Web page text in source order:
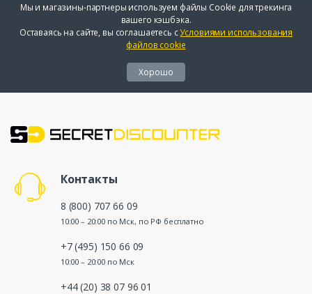
Мы и магазины-партнеры используем файлы Cookie для трекинга
вашего кэшбэка.
Оставаясь на сайте, вы соглашаетесь сУсловиями использования
файлов cookie
Хорошо
Контакты
8 (800) 707 66 09
10:00 – 20:00 по Мск, по РФ бесплатно
+7 (495) 150 66 09
10:00 – 20:00 по Мск
+44 (20) 38 07 96 01